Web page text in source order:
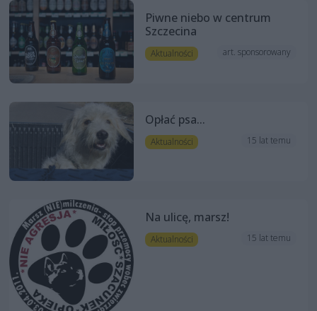
Piwne niebo w centrum
Szczecina
Aktualności art. sponsorowany
Opłać psa...
Aktualności 15 lat temu
Na ulicę, marsz!
Aktualności 15 lat temu